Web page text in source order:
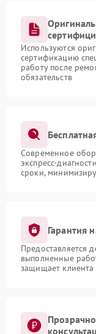
Используются
сертификацию
работу после
обязательств
Современное
экспресс-
сроки,
Гарантия
Предоставляется
выполненные
защищает клиента